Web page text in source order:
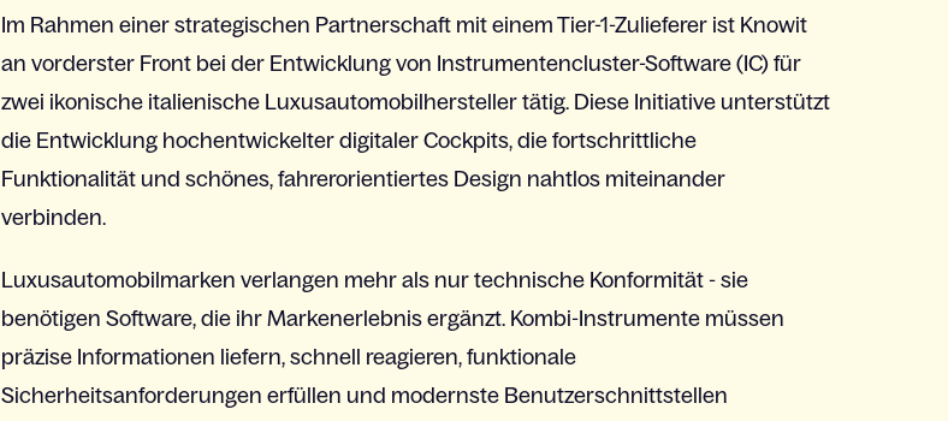
Im Rahmen einer strategischen Partnerschaft mit einem Tier-1-Zulieferer ist Knowit
an vorderster Front bei der Entwicklung von Instrumentencluster-Software (IC) für
zwei ikonische italienische Luxusautomobilhersteller tätig. Diese Initiative unterstützt
die Entwicklung hochentwickelter digitaler Cockpits, die fortschrittliche
Funktionalität und schönes, fahrerorientiertes Design nahtlos miteinander
verbinden.
Luxusautomobilmarken verlangen mehr als nur technische Konformität - sie
benötigen Software, die ihr Markenerlebnis ergänzt. Kombi-Instrumente müssen
präzise Informationen liefern, schnell reagieren, funktionale
Sicherheitsanforderungen erfüllen und modernste Benutzerschnittstellen